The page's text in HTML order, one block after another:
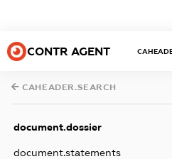
CONTR AGENT
CAHEADER.SEARCH
document.dossier
document.statements